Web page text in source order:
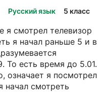
Русский язык 5 класс
я смотрел телевизор
я начал раньше 5 и в
То есть время до 5.01.
означает я посмотрел
начал смотреть